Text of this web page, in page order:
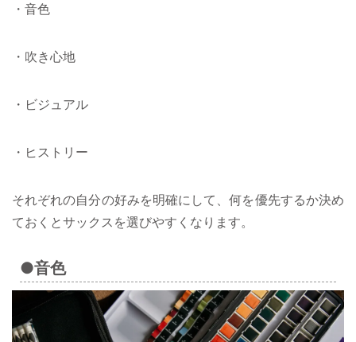
・音色
・吹き心地
・ビジュアル
・ヒストリー
それぞれの自分の好みを明確にして、何を優先するか決め
ておくとサックスを選びやすくなります。
●音色